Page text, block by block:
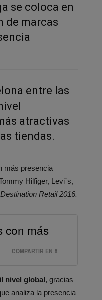
se coloca en
de marcas
entre las
atractivas
tiendas.
más presencia
Hilfiger, Levi´s,
Destination Retail 2016.
con más
COMPARTIR EN X
nivel global, gracias
analiza la presencia